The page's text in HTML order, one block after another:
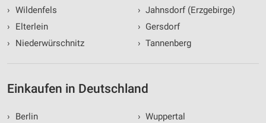
› Wildenfels
›
Elterlein
›
Niederwürschnitz
› Jahnsdorf (Erzgebirge)
› Gersdorf
› Tannenberg
Einkaufen in Deutschland
›
Berlin
› Wuppertal